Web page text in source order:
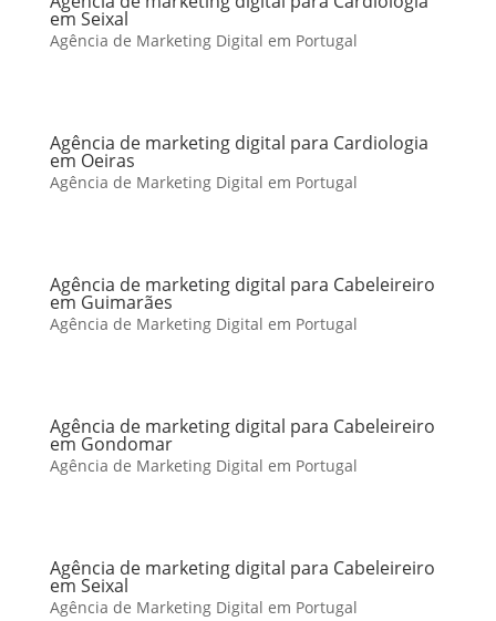
em Seixal
Agência de Marketing Digital em Portugal
Agência de marketing digital para Cardiologia
em Oeiras
Agência de Marketing Digital em Portugal
Agência de marketing digital para Cabeleireiro
em Guimarães
Agência de Marketing Digital em Portugal
Agência de marketing digital para Cabeleireiro
em Gondomar
Agência de Marketing Digital em Portugal
Agência de marketing digital para Cabeleireiro
em Seixal
Agência de Marketing Digital em Portugal